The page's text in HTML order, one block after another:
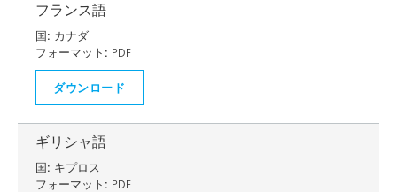
フランス語
国: カナダ
フォーマット: PDF
ダウンロード
ギリシャ語
国: キプロス
フォーマット: PDF